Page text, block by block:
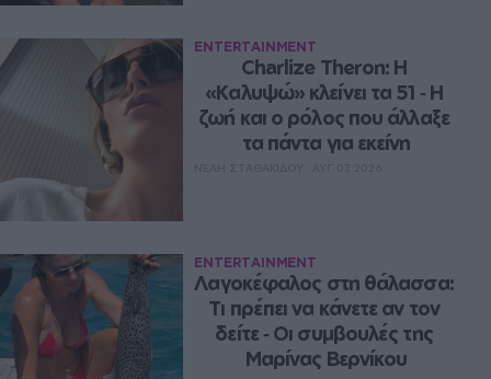
ENTERTAINMENT
Charlize Theron: Η
«Καλυψώ» κλείνει τα 51 ‑ H
ζωή και ο ρόλος που άλλαξε
τα πάντα για εκείνη
ENTERTAINMENT
Λαγοκέφαλος στη θάλασσα:
Τι πρέπει να κάνετε αν τον
δείτε ‑ Οι συμβουλές της
Μαρίνας Βερνίκου